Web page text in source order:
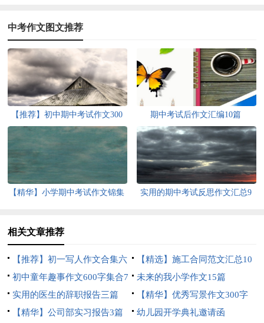
中考作文图文推荐
【推荐】初中期中考试作文300
字三篇
期中考试后作文汇编10篇
【精华】小学期中考试作文锦集
实用的期中考试反思作文汇总9
相关文章推荐
【推荐】初一写人作文合集六
篇
【精选】施工合同范文汇总10
篇
初中童年趣事作文600字集合7
篇
未来的我小学作文15篇
实用的医生的辞职报告三篇
【精华】优秀写景作文300字
四篇
【精华】公司部实习报告3篇 幼儿园开学典礼邀请函